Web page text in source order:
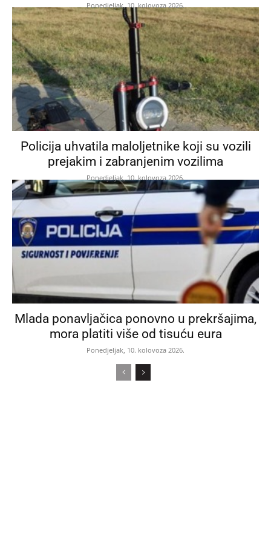
Ponedjeljak, 10. kolovoza 2026.
Policija uhvatila maloljetnike koji su vozili
prejakim i zabranjenim vozilima
Ponedjeljak, 10. kolovoza 2026.
Mlada ponavljačica ponovno u prekršajima,
mora platiti više od tisuću eura
Ponedjeljak, 10. kolovoza 2026.